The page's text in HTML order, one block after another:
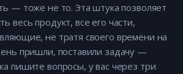
— тоже не то. Эта штука позволяет
весь продукт, все его части,
не тратя своего времени на
пришли, поставили задачу —
пишите вопросы, у вас через три